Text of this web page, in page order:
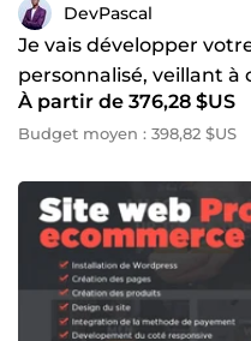
DevPascal
Je vais développer
personnalisé, veillant
professionnel
À partir de 376,28 $US
Budget moyen : 398,82 $US